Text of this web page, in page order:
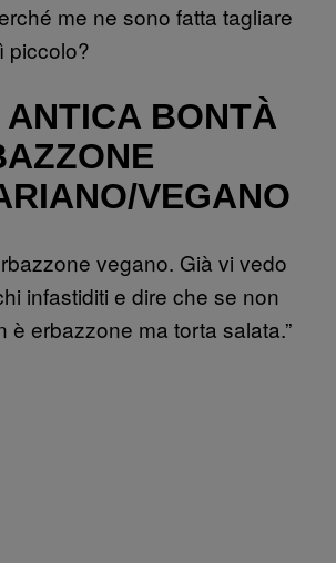
me ne sono fatta tagliare
piccolo?
ANTICA BONTÀ
VEGANO
vegano. Già vi vedo
infastiditi e dire che se non
è erbazzone ma torta salata.”